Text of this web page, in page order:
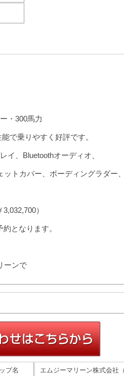
・300馬力
で乗りやすく好評です。
イ、Bluetoothオーディオ、
トカバー、ボーディングラダー
）
となります。
ーンで
プ名 エムジーマリーン株式会社